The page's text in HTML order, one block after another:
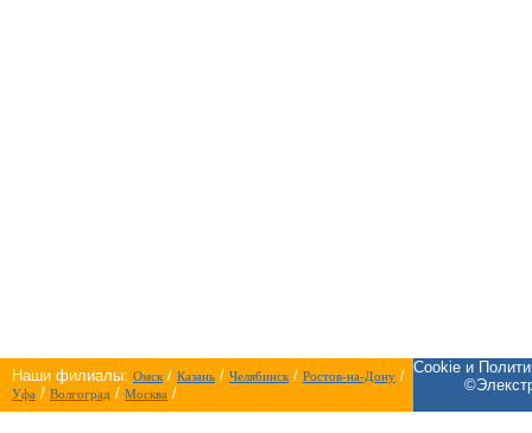
Наши филиалы: Омск/ Казань / Челябинск/ Ростов-на-Дону /
Уфа / Волгоград / Москва /
Cookie и